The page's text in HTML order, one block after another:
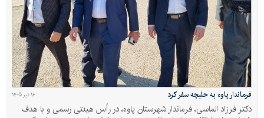
۱۶ تیر ۱۴۰۵ فرماندار پاوه به حلبچه سفر کرد
دکتر فرزاد الماسی، فرماندار شهرستان پاوه، در رأس هیئتی رسمی و با هدف